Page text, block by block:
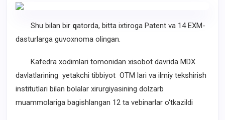
Shu bilan bir qatorda, bitta ixtiroga Patent va 14 EXM-
dasturlarga guvoxnoma olingan.
Kafedra xodimlari tomonidan xisobot davrida MDX
davlatlarining yetakchi tibbiyot OTM lari va ilmiy tekshirish
institutlari bilan bolalar xirurgiyasining dolzarb
muammolariga bagishlangan 12 ta vebinarlar o‘tkazildi